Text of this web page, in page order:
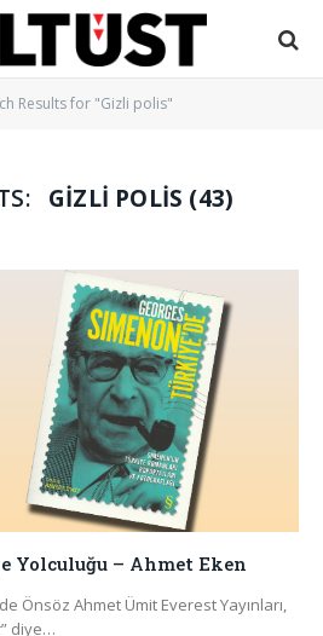
Results for "Gizli polis"
GIZLI POLIS (43)
Yolculuğu – Ahmet Eken
Önsöz Ahmet Ümit Everest Yayınları,
diye…